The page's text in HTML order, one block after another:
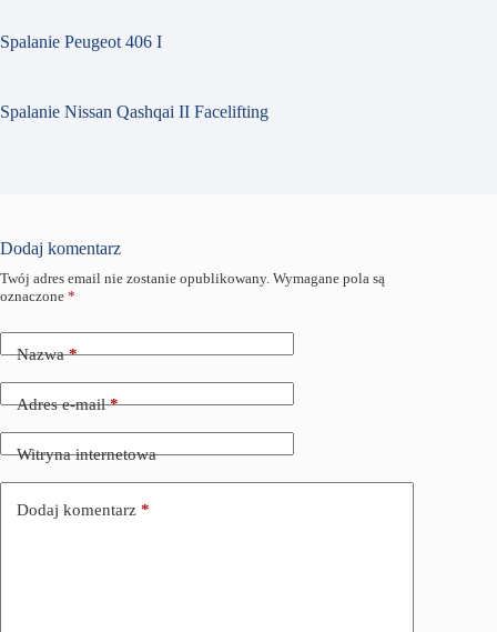
Spalanie Peugeot 406 I
Spalanie Nissan Qashqai II Facelifting
Dodaj komentarz
Twój adres email nie zostanie opublikowany. Wymagane pola są
oznaczone *
Nazwa*
Adres e-mail*
Witryna internetowa
Dodaj komentarz *